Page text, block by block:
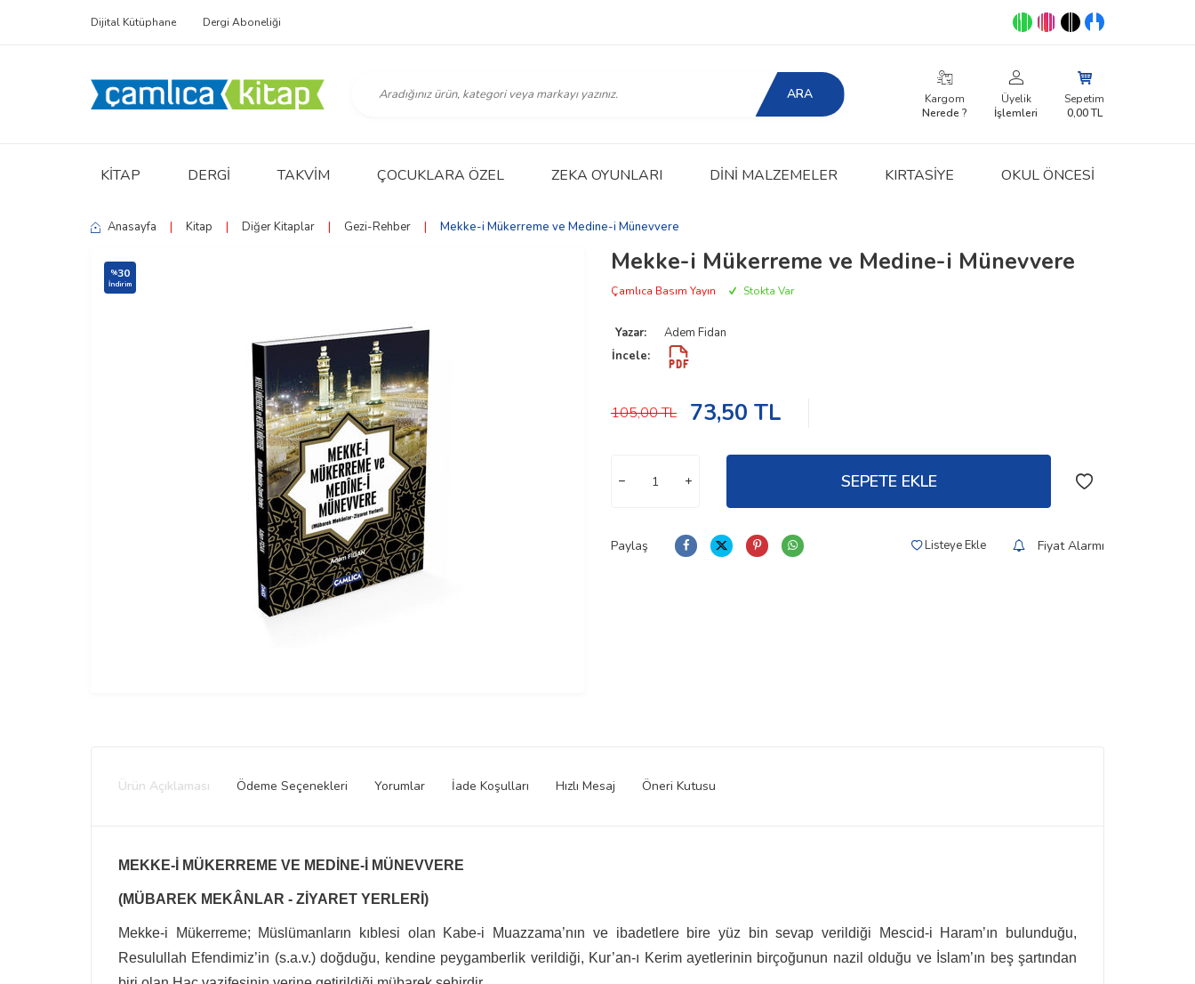
Dijital Kütüphane Dergi Aboneliği
ARA
Kargom
Nerede ?
Üyelik
İşlemleri
Sepetim
0,00TL
KITAP DERGI TAKVIM ÇOCUKLARA ÖZEL ZEKA OYUNLARI DINI MALZEMELER KIRTASIYE OKUL ÖNCESİ
Anasayfa | Kitap | Diğer Kitaplar | Gezi-Rehber | Mekke-i Mükerreme ve Medine-i Münevvere
%30
İndirim
Mekke-i Mükerreme ve Medine-i Münevvere
Çamlıca Basım Yayın Stokta Var
Yazar:
Adem Fidan
İncele:
105,00TL 73,50 TL
SEPETE EKLE
Paylaş Listeye Ekle Fiyat Alarmı
Ürün Açıklaması Ödeme Seçenekleri Yorumlar İade Koşulları Hızlı Mesaj Öneri Kutusu
MEKKE-İ MÜKERREME VE MEDİNE-İ MÜNEVVERE
(MÜBAREK MEKÂNLAR - ZİYARET YERLERİ)
Mekke-i Mükerreme; Müslümanların kıblesi olan Kabe-i Muazzama’nın ve ibadetlere bire yüz bin sevap verildiği Mescid-i Haram’ın bulunduğu,
Resulullah Efendimiz’in (s.a.v.) doğduğu, kendine peygamberlik verildiği, Kur’an-ı Kerim ayetlerinin birçoğunun nazil olduğu ve İslam’ın beş şartından